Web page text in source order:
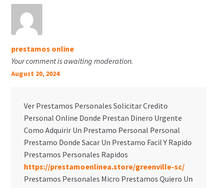
prestamos online
Your comment is awaiting moderation.
August 20, 2024
Ver Prestamos Personales Solicitar Credito
Personal Online Donde Prestan Dinero Urgente
Como Adquirir Un Prestamo Personal Personal
Prestamo Donde Sacar Un Prestamo Facil Y Rapido
Prestamos Personales Rapidos
https://prestamoenlinea.store/greenville-sc/
Prestamos Personales Micro Prestamos Quiero Un